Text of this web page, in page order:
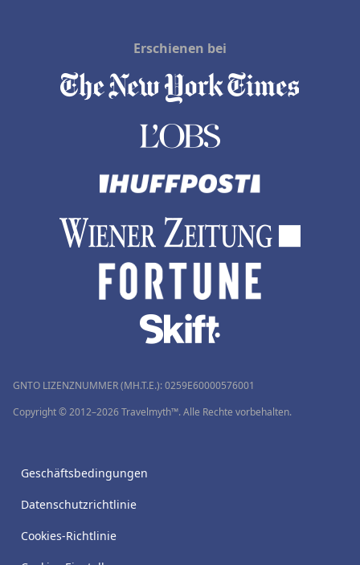
Erschienen bei
GNTO LIZENZNUMMER (MH.T.E.): 0259Ε60000576001
Copyright © 2012–2026 Travelmyth™. Alle Rechte vorbehalten.
Geschäftsbedingungen
Datenschutzrichtlinie
Cookies-Richtlinie